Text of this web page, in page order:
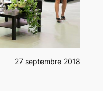
27 septembre 2018